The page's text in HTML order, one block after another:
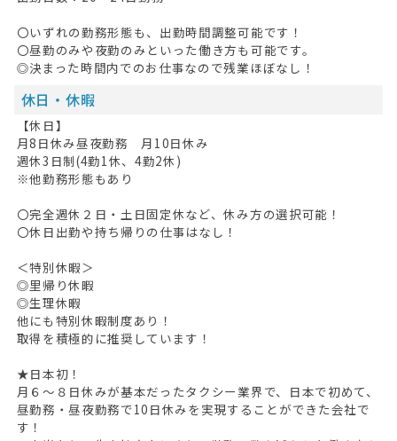
お問い合わせ
掲載希望の方へ
〇いずれの勤務形態も、出勤時間調整可能です！
〇昼勤のみや夜勤のみといった働き方も可能です。
◎決まった時間内でのお仕事なので残業ほぼなし！
休日・休暇
【休日】
月8日休み昼夜勤務 月10日休み
週休3日制(4勤1休、4勤2休)
※他勤務形態もあり
〇完全週休２日・土日固定休など、休み方の選択可能！
〇休日出勤や持ち帰りの仕事はなし！
＜特別休暇＞
◎里帰り休暇
◎生理休暇
他にも特別休暇制度あり！
取得を積極的に推奨しています！
★日本初！
月６～８日休みが基本だったタクシー業界で、日本で初めて、
昼勤務・昼夜勤務で10日休みを実現することができた会社で
す！